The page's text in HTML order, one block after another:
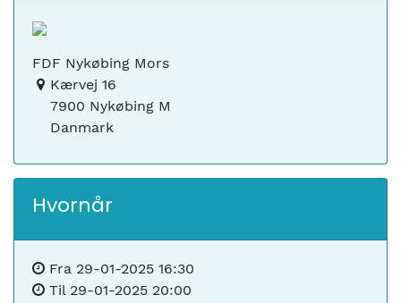
FDF Nykøbing Mors
Kærvej 16
7900 Nykøbing M
Danmark
Hvornår
Fra 29-01-2025 16:30
Til 29-01-2025 20:00